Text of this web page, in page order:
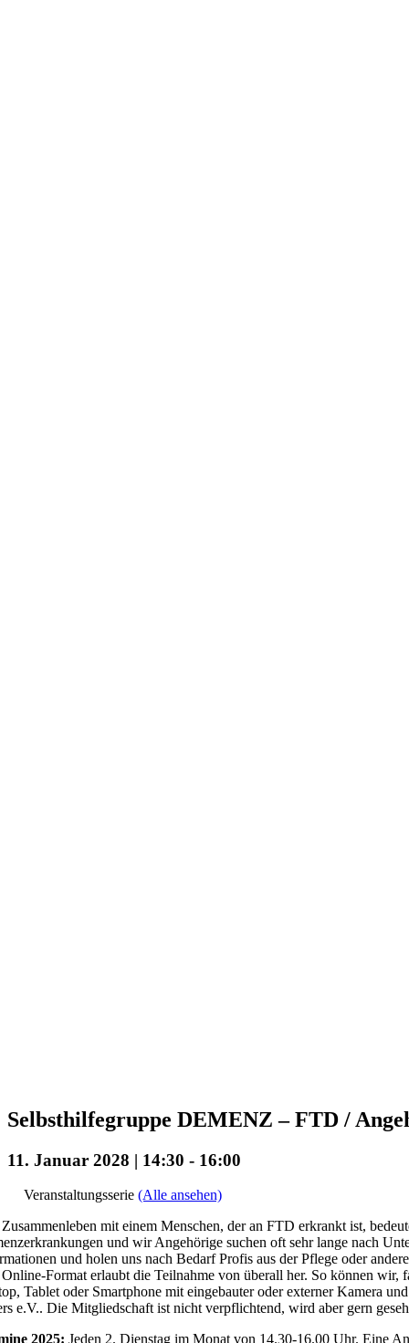
Selbsthilfegruppe DEMENZ – FTD /
11. Januar 2028 | 14:30 - 16:00
Veranstaltungsserie (Alle ansehen)
mit einem Menschen, der an FTD erkrankt ist,
und wir Angehörige suchen oft sehr lange nach
und holen uns nach Bedarf Profis aus der Pflege oder
Format erlaubt die Teilnahme von überall her. So können
Tablet oder Smartphone mit eingebauter oder externer Kamera
e.V.. Die Mitgliedschaft ist nicht verpflichtend, wird aber gern
2025: Jeden 2. Dienstag im Monat von 14.30-16.00 Uhr. Eine